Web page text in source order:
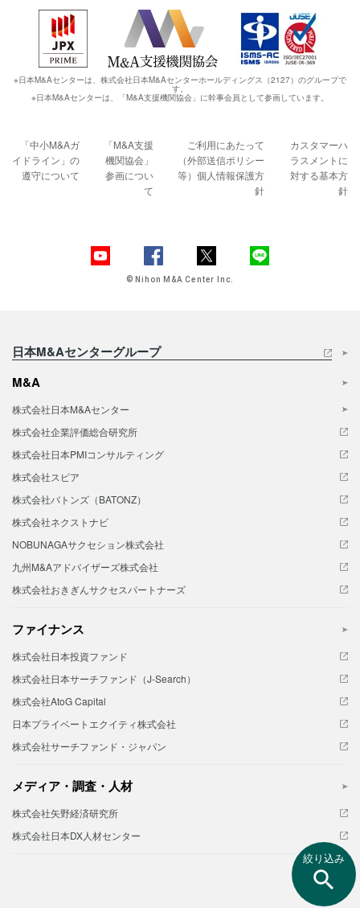
※日本M&Aセンターは、株式会社日本M&Aセンターホールディングス（2127）のグループで
す。
※日本M&Aセンターは、「M&A支援機関協会」に幹事会員として参画しています。
「中小M&Aガ
イドライン」の
遵守について
「M&A支援
機関協会」
参画につい
て
ご利用にあたって
（外部送信ポリシー
等）個人情報保護方
針
カスタマーハ
ラスメントに
対する基本方
針
© Nihon M&A Center Inc.
日本M&Aセンターグループ
M&A
株式会社日本M&Aセンター
株式会社企業評価総合研究所
株式会社日本PMIコンサルティング
株式会社スピア
株式会社バトンズ（BATONZ）
株式会社ネクストナビ
NOBUNAGAサクセション株式会社
九州M&Aアドバイザーズ株式会社
株式会社おきぎんサクセスパートナーズ
ファイナンス
株式会社日本投資ファンド
株式会社日本サーチファンド（J-Search）
株式会社AtoG Capital
日本プライベートエクイティ株式会社
株式会社サーチファンド・ジャパン
メディア・調査・人材
株式会社矢野経済研究所
株式会社日本DX人材センター
絞り込み